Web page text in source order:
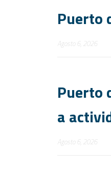
Puerto
Agosto 6, 2026
Puerto
a
Agosto 6, 2026